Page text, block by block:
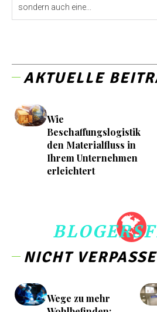
sondern auch eine...
AKTUELLE
Wie
Beschaffungslogistik
den Materialfluss in
Ihrem Unternehmen
erleichtert
NICHT
Wege zu mehr